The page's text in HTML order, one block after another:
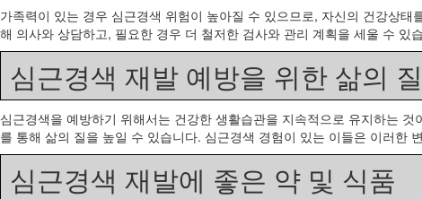
가족력이 있는 경우 심근경색 위험이 높아질 수 있으므로, 자신의 건강상
해 의사와 상담하고, 필요한 경우 더 철저한 검사와 관리 계획을 세울 수 있
심근경색 재발 예방을 위한 삶의
심근경색을 예방하기 위해서는 건강한 생활습관을 지속적으로 유지하는
를 통해 삶의 질을 높일 수 있습니다. 심근경색 경험이 있는 이들은 이러한
심근경색 재발에 좋은 약 및 식품